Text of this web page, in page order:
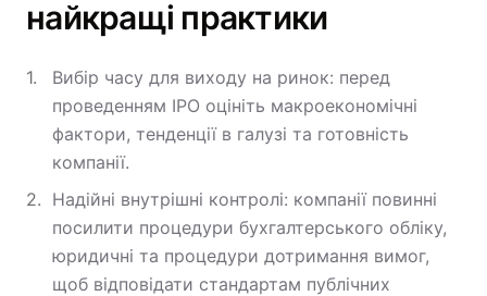
найкращі практики
Вибір часу для виходу на ринок: перед
проведенням IPO оцініть макроекономічні
фактори, тенденції в галузі та готовність
компанії.
Надійні внутрішні контролі: компанії повинні
посилити процедури бухгалтерського обліку,
юридичні та процедури дотримання вимог,
щоб відповідати стандартам публічних